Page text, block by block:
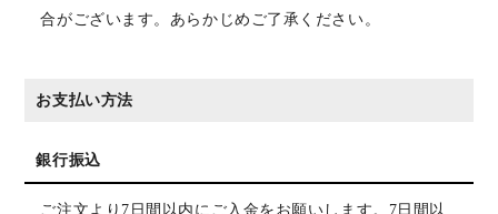
合がございます。あらかじめご了承ください。
お支払い方法
銀行振込
ご注文より7日間以内にご入金をお願いします。7日間以